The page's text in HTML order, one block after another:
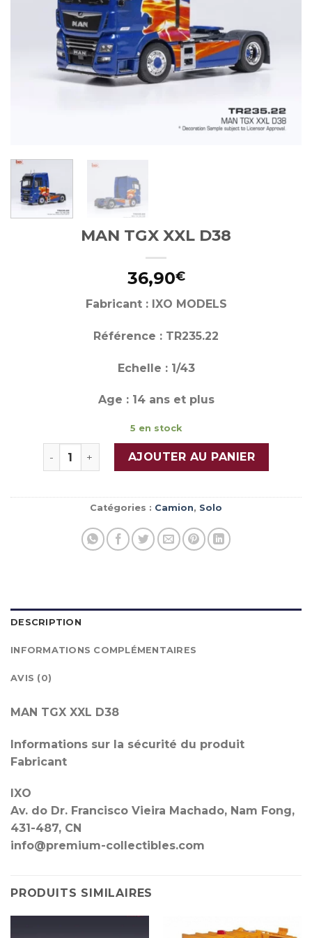
MAN TGX XXL D38
36,90€
Fabricant : IXO MODELS
Référence : TR235.22
Echelle : 1/43
Age : 14 ans et plus
5 en stock
quantité de MAN TGX XXL D38
AJOUTER AU PANIER
Catégories : Camion, Solo
DESCRIPTION
INFORMATIONS COMPLÉMENTAIRES
AVIS (0)
MAN TGX XXL D38
Informations sur la sécurité du produit
Fabricant
IXO
Av. do Dr. Francisco Vieira Machado, Nam Fong,
431-487, CN
info@premium-collectibles.com
PRODUITS SIMILAIRES